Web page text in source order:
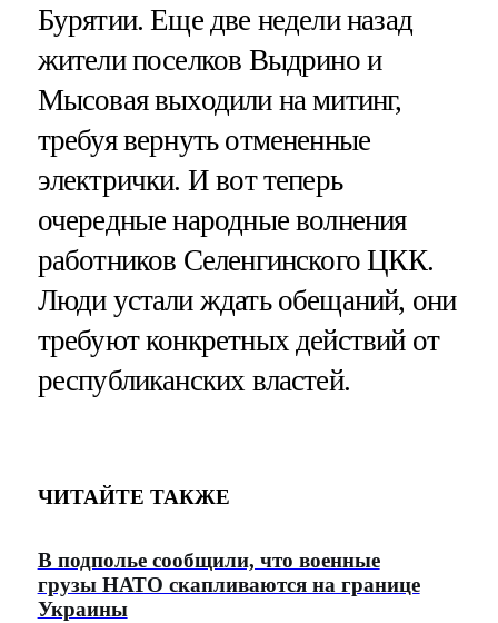
Бурятии. Еще две недели назад
жители поселков Выдрино и
Мысовая выходили на митинг,
требуя вернуть отмененные
электрички. И вот теперь
очередные народные волнения
работников Селенгинского ЦКК.
Люди устали ждать обещаний, они
требуют конкретных действий от
республиканских властей.
ЧИТАЙТЕ ТАКЖЕ
В подполье сообщили, что военные
грузы НАТО скапливаются на границе
Украины